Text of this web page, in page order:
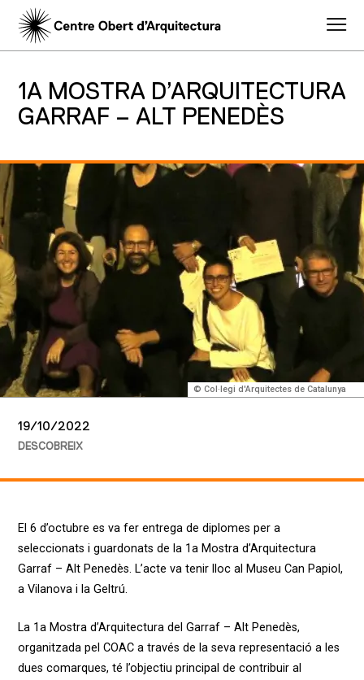
1A MOSTRA D’ARQUITECTURA
GARRAF – ALT PENEDÈS
© Col·legi d'Arquitectes de Catalunya
19/10/2022
DESCOBREIX
El 6 d’octubre es va fer entrega de diplomes per a
seleccionats i guardonats de la 1a Mostra d’Arquitectura
Garraf – Alt Penedès. L’acte va tenir lloc al Museu Can Papiol,
a Vilanova i la Geltrú.
La 1a Mostra d’Arquitectura del Garraf – Alt Penedès,
organitzada pel COAC a través de la seva representació a les
dues comarques, té l’objectiu principal de contribuir al